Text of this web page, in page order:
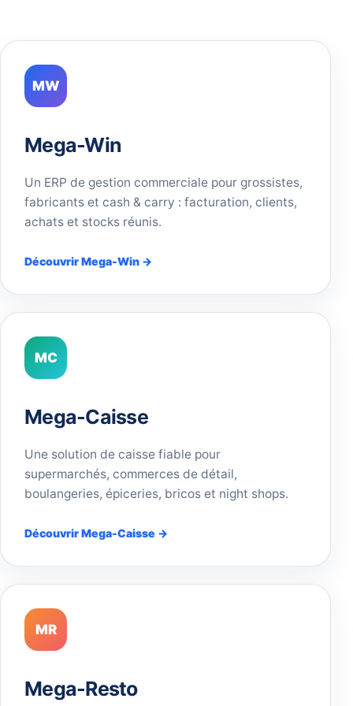
MW
Mega-Win
Un ERP de gestion commerciale pour grossistes,
fabricants et cash & carry : facturation, clients,
achats et stocks réunis.
Découvrir Mega-Win →
MC
Mega-Caisse
Une solution de caisse fiable pour
supermarchés, commerces de détail,
boulangeries, épiceries, bricos et night shops.
Découvrir Mega-Caisse →
MR
Mega-Resto